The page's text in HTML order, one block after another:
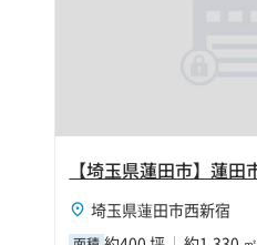
埼玉県蓮田市西新宿